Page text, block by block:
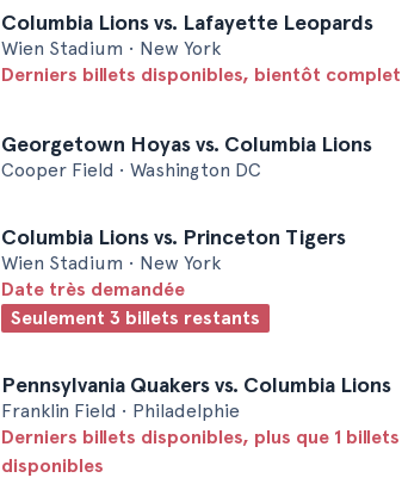
Columbia Lions vs. Lafayette Leopards
Wien Stadium • New York
Derniers billets disponibles, bientôt complet
Georgetown Hoyas vs. Columbia Lions
Cooper Field • Washington DC
Columbia Lions vs. Princeton Tigers
Wien Stadium • New York
Date très demandée
Seulement 3 billets restants
Pennsylvania Quakers vs. Columbia Lions
Franklin Field • Philadelphie
Derniers billets disponibles, plus que 1 billets
disponibles